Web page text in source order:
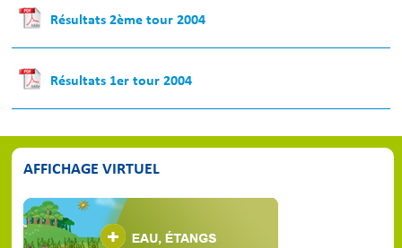
Résultats 2ème tour 2004
Résultats 1er tour 2004
AFFICHAGE VIRTUEL